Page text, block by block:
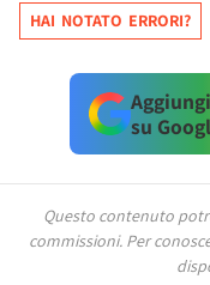
HAI NOTATO ERRORI?
su
Questo contenuto
commissioni. Per